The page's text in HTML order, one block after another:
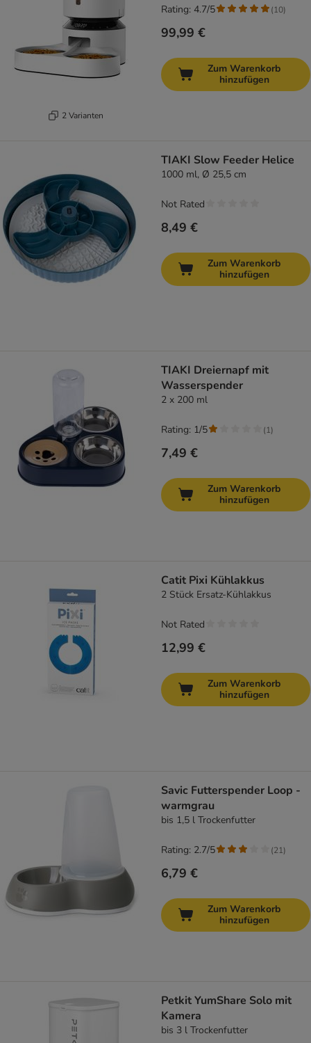
2 Varianten
99,99 €
Rating: 4.7/5 (10)
Zum Warenkorb
hinzufügen
TIAKI Slow Feeder Helice
1000 ml, Ø 25,5 cm
8,49 €
Not Rated
Zum Warenkorb
hinzufügen
TIAKI Dreiernapf mit
Wasserspender
2 x 200 ml
7,49 €
Rating: 1/5 (1)
Zum Warenkorb
hinzufügen
Catit Pixi Kühlakkus
2 Stück Ersatz-Kühlakkus
12,99 €
Not Rated
Zum Warenkorb
hinzufügen
Savic Futterspender Loop -
warmgrau
bis 1,5 l Trockenfutter
6,79 €
Rating: 2.7/5 (21)
Zum Warenkorb
hinzufügen
Petkit YumShare Solo mit
Kamera
bis 3 l Trockenfutter